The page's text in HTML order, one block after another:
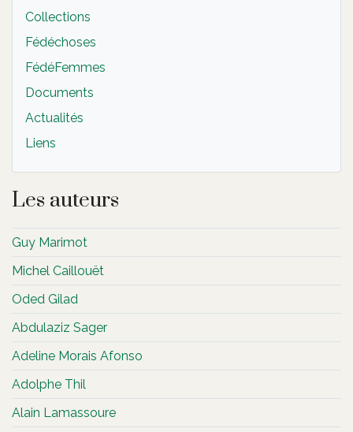
Collections
Fédéchoses
FédéFemmes
Documents
Actualités
Liens
Les auteurs
Guy Marimot
Michel Caillouët
Oded Gilad
Abdulaziz Sager
Adeline Morais Afonso
Adolphe Thil
Alain Lamassoure